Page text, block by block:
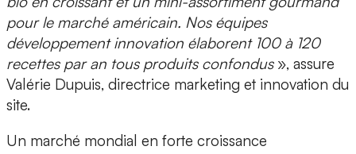
pour le marché américain. Nos équipes
développement innovation élaborent 100 à 120
recettes par an tous produits confondus», assure
Valérie Dupuis, directrice marketing et innovation du
site.
Un marché mondial en forte croissance